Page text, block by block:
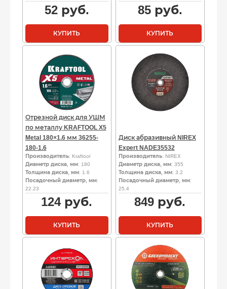
52руб.
КУПИТЬ
85руб.
КУПИТЬ
Отрезной диск для УШМ
по металлу KRAFTOOL X5
Metal 180×1.6 мм 36255-
180-1.6
Производитель: Kraftool
Диаметр диска, мм: 180
Толщина диска, мм: 1.6
Посадочный диаметр, мм:
22.23
124руб.
КУПИТЬ
Диск абразивный NIREX
Expert NADE35532
Производитель: NIREX
Диаметр диска, мм: 355
Толщина диска, мм: 3.2
Посадочный диаметр, мм:
25.4
849 руб.
КУПИТЬ